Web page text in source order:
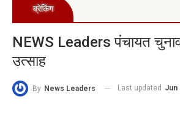
ब्रेकिंग
NEWS Leaders पंचायत
उत्साह
By News Leaders Last updated Jun